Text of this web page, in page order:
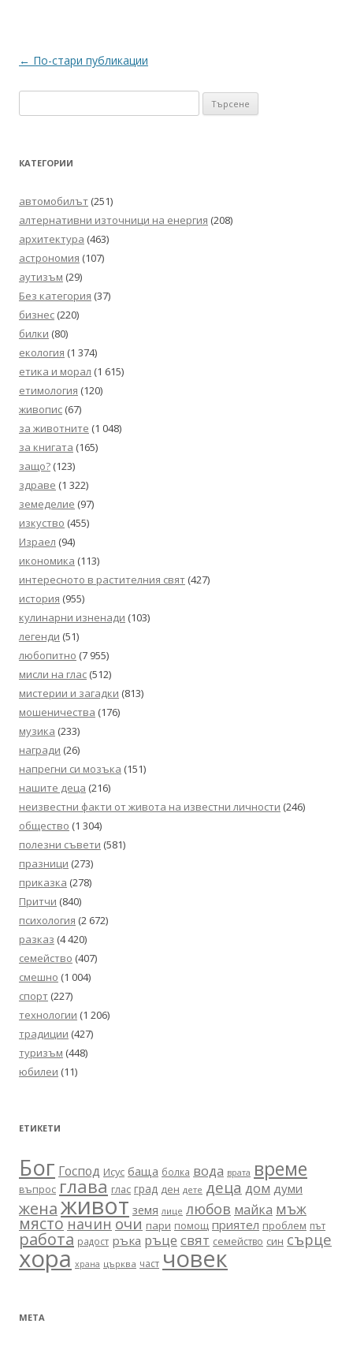
Навигация
← По-стари публикации
за:
КАТЕГОРИИ
автомобилът (251)
алтернативни източници на енергия (208)
архитектура (463)
астрономия (107)
аутизъм (29)
Без категория (37)
бизнес (220)
билки (80)
екология (1 374)
етика и морал (1 615)
етимология (120)
живопис (67)
за животните (1 048)
за книгата (165)
защо? (123)
здраве (1 322)
земеделие (97)
изкуство (455)
Израел (94)
икономика (113)
интересното в растителния свят (427)
история (955)
кулинарни изненади (103)
легенди (51)
любопитно (7 955)
мисли на глас (512)
мистерии и загадки (813)
мошеничества (176)
музика (233)
награди (26)
напрегни си мозъка (151)
нашите деца (216)
неизвестни факти от живота на известни личности (246)
общество (1 304)
полезни съвети (581)
празници (273)
приказка (278)
Притчи (840)
психология (2 672)
разказ (4 420)
семейство (407)
смешно (1 004)
спорт (227)
технологии (1 206)
традиции (427)
туризъм (448)
юбилеи (11)
ЕТИКЕТИ
Бог Господ Исус баща болка вода врата време
въпрос глава глас град ден дете деца дом думи
женаживот земя лице любов майка мъж
мястоначиночи пари помощ приятел проблем път
работа радост ръка ръце свят семейство син сърце
хора храна църква част човек
МЕТА